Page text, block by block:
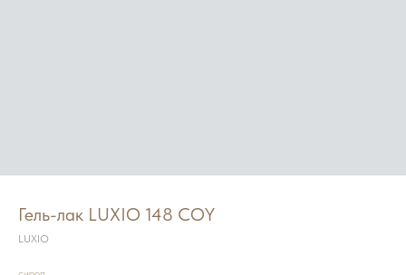
Гель-лак LUXIO 148 COY
LUXIO